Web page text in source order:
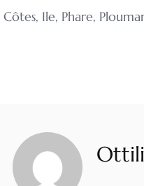
Côtes, Ile, Phare,